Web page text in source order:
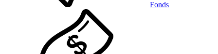
Fonds